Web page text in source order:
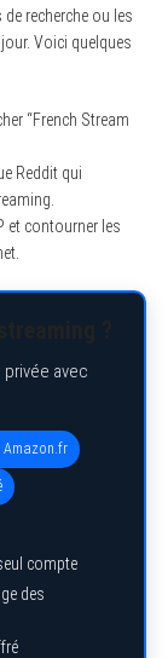
recherche ou les
Voici quelques
“French Stream
Reddit qui
et contourner les
avec
compte
des